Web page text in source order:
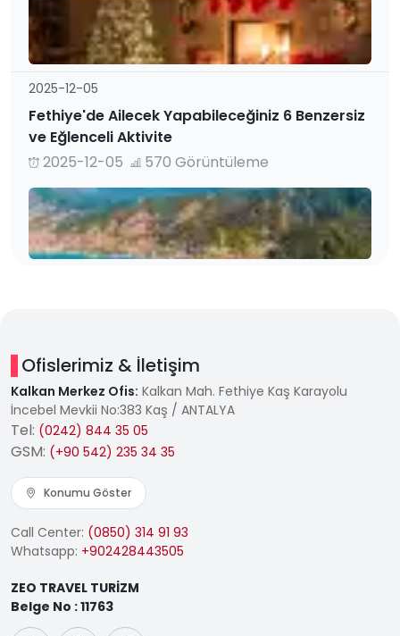
2025-12-05
Fethiye'de Ailecek Yapabileceğiniz 6 Benzersiz
ve Eğlenceli Aktivite
2025-12-05
570 Görüntüleme
Ofislerimiz & İletişim
Kalkan Merkez Ofis: Kalkan Mah. Fethiye Kaş Karayolu
İncebel Mevkii No:383 Kaş / ANTALYA
Tel: (0242) 844 35 05
GSM: (+90 542) 235 34 35
Konumu Göster
Call Center: (0850) 314 91 93
Whatsapp: +902428443505
ZEO TRAVEL TURİZM
Belge No : 11763